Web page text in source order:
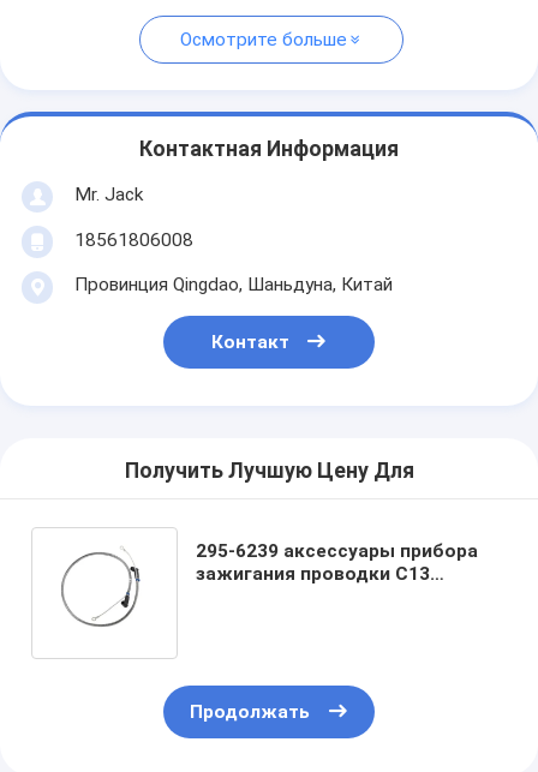
Осмотрите больше
Контактная Информация
Mr. Jack
18561806008
Провинция Qingdao, Шаньдуна, Китай
Контакт
Получить Лучшую Цену Для
295-6239 аксессуары прибора
зажигания проводки C13
Продолжать